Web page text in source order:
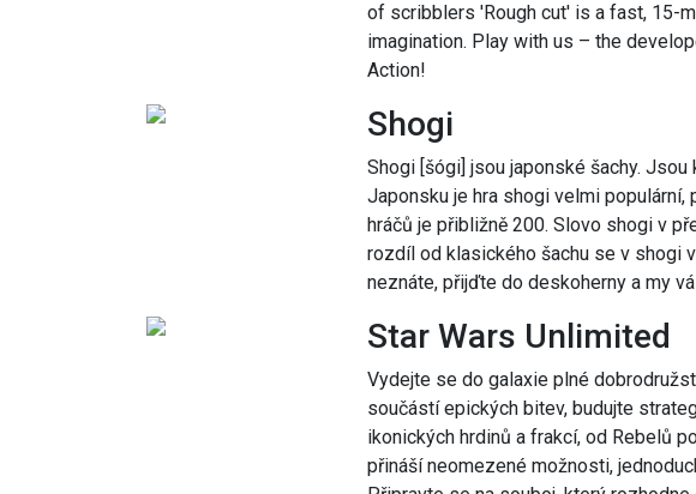
of scribblers 'Rough cut' is a fast, 15-
imagination. Play with us – the
Action!
Shogi
Shogi [šógi] jsou japonské šachy.
Japonsku je hra shogi velmi
hráčů je přibližně 200. Slovo shogi v
rozdíl od klasického šachu se v shogi
neznáte, přijďte do deskoherny a my
Star Wars Unlimited
Vydejte se do galaxie plné
součástí epických bitev, budujte
ikonických hrdinů a frakcí, od Rebelů
přináší neomezené možnosti,